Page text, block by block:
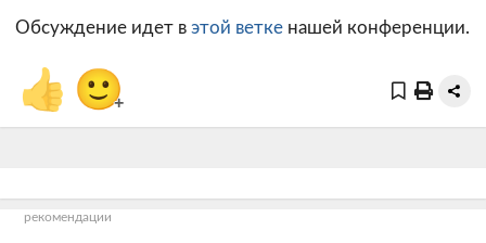
Обсуждение идет в этой ветке нашей конференции.
👍 🙂+
рекомендации